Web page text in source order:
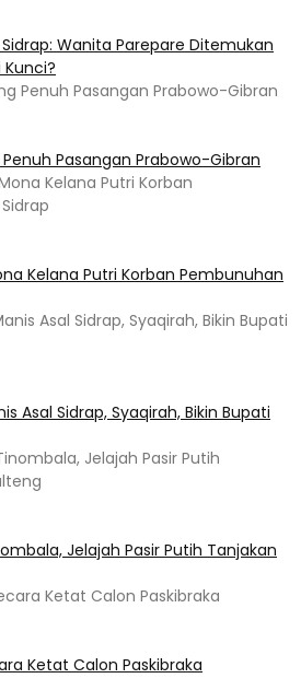
Wanita Parepare Ditemukan
Kunci?
Pasangan Prabowo-Gibran
Kelana Putri Korban Pembunuhan
Asal Sidrap, Syaqirah, Bikin Bupati
Jelajah Pasir Putih Tanjakan
Ketat Calon Paskibraka